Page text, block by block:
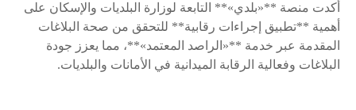
أكدت منصة **«بلدي»** التابعة لوزارة البلديات والإسكان على
أهمية **تطبيق إجراءات رقابية** للتحقق من صحة البلاغات
المقدمة عبر خدمة **«الراصد المعتمد»**، مما يعزز جودة
البلاغات وفعالية الرقابة الميدانية في الأمانات والبلديات.